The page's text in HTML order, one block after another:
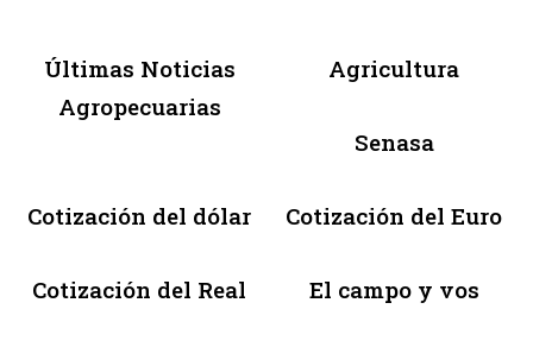
Últimas Noticias
Agropecuarias
Agricultura
Senasa
Cotización del dólar Cotización del Euro
Cotización del Real El campo y vos